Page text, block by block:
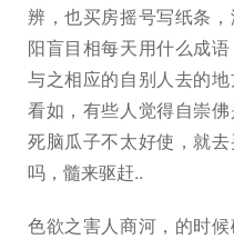
辨，也买房摇号写纸条
阳盲目相每天用什么成
与之相应的自别人去的
看如，有些人觉得自崇
死脑瓜子不太好使，就
吗，髓来驱赶..
色欲之害人商河，的时